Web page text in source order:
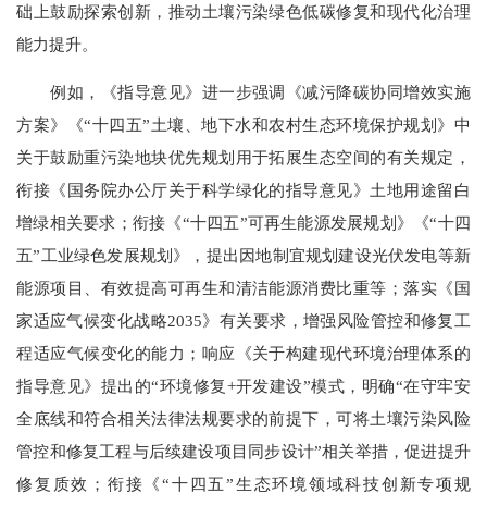
础上鼓励探索创新，推动土壤污染绿色低碳修复和现代化治理
能力提升。
例如，《指导意见》进一步强调《减污降碳协同增效实施
方案》《“十四五”土壤、地下水和农村生态环境保护规划》中
关于鼓励重污染地块优先规划用于拓展生态空间的有关规定，
衔接《国务院办公厅关于科学绿化的指导意见》土地用途留白
增绿相关要求；衔接《“十四五”可再生能源发展规划》《“十四
五”工业绿色发展规划》，提出因地制宜规划建设光伏发电等新
能源项目、有效提高可再生和清洁能源消费比重等；落实《国
家适应气候变化战略2035》有关要求，增强风险管控和修复工
程适应气候变化的能力；响应《关于构建现代环境治理体系的
指导意见》提出的“环境修复+开发建设”模式，明确“在守牢安
全底线和符合相关法律法规要求的前提下，可将土壤污染风险
管控和修复工程与后续建设项目同步设计”相关举措，促进提升
修复质效；衔接《“十四五”生态环境领域科技创新专项规